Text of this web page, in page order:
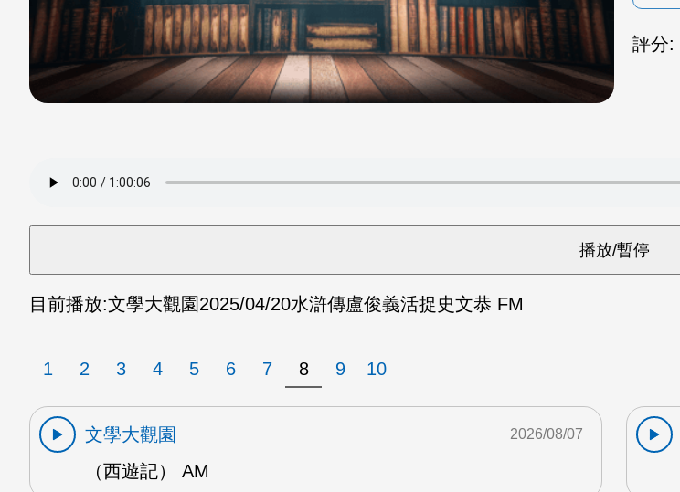
評分:
目前播放:文學大觀園2025/04/20水滸傳盧俊義活捉史文恭 FM
1 2 3 4 5 6 7 8 9 10
文學大觀園
（西遊記） AM
2026/08/07